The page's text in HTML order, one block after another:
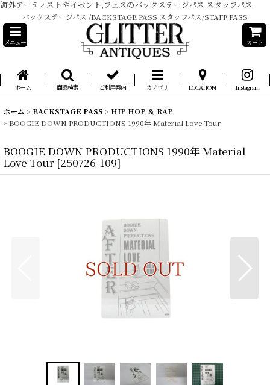
海外アーティストやイベント,フェスのバックステージパス スタッフパス
バックステージパス /BACKSTAGE PASS スタッフパス/STAFF PASS
メニュー カート
ホーム 商品検索 ご利用案内 カテゴリ LOCATION Instagram
ホーム > BACKSTAGE PASS > HIP HOP ＆ RAP
> BOOGIE DOWN PRODUCTIONS 1990年 Material Love Tour
BOOGIE DOWN PRODUCTIONS 1990年 Material
Love Tour [250726-109]